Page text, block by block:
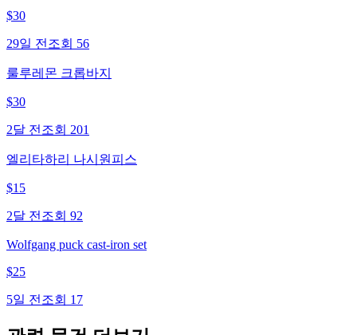
$30
29일 전 조회 56
룰루레몬 크롭바지
$30
2달 전 조회 201
엘리타하리 나시원피스
$15
2달 전 조회 92
Wolfgang puck cast-iron set
$25
5일 전 조회 17